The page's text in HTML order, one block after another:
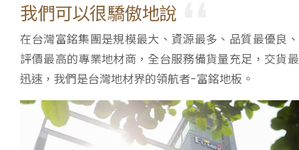
我們可以很驕傲地說
在台灣富銘集團是規模最大、資源最多、品質最優良、
評價最高的專業地材商，全台服務備貨量充足，交貨最
迅速，我們是台灣地材界的領航者-富銘地板。